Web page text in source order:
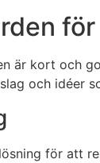
är kort och
och idéer
för att